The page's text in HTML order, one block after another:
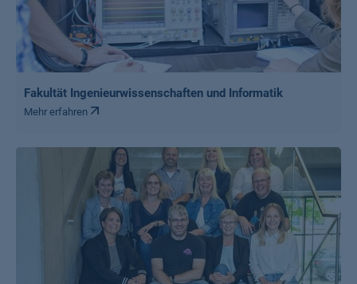
Fakultät Ingenieurwissenschaften und Informatik
Mehr erfahren